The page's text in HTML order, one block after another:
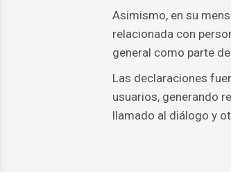
Asimismo, en su
relacionada con
general como parte
Las declaraciones
usuarios, generando
llamado al diálogo y